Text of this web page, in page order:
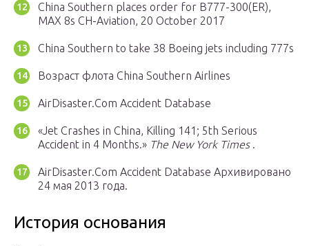
China Southern places order for B777-300(ER),
MAX 8s CH-Aviation, 20 October 2017
China Southern to take 38 Boeing jets including 777s
Возраст флота China Southern Airlines
AirDisaster.Com Accident Database
«Jet Crashes in China, Killing 141; 5th Serious
Accident in 4 Months.» The New York Times.
AirDisaster.Com Accident Database Архивировано
24 мая 2013 года.
История основания